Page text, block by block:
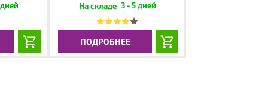
3 - 5 дней
ПОДРОБНЕЕ